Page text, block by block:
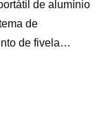
0,4-0,8mde alumínio
de
de fivela